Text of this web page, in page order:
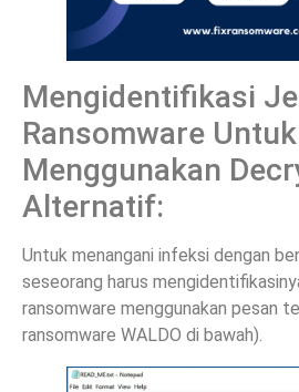
Mengidentifikasi
Ransomware Untuk
Menggunakan
Alternatif:
Untuk menangani infeksi dengan
seseorang harus
ransomware menggunakan pesan
ransomware WALDO di bawah).